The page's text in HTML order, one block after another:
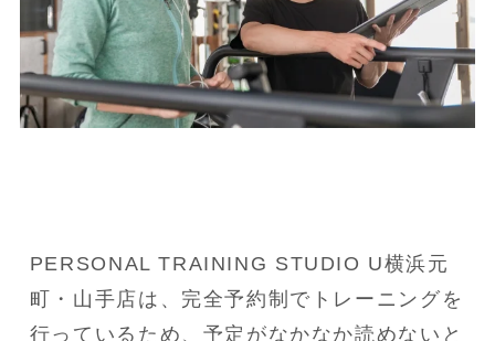
PERSONAL TRAINING STUDIO U横浜元
町・山手店は、完全予約制でトレーニングを
行っているため、予定がなかなか読めないと